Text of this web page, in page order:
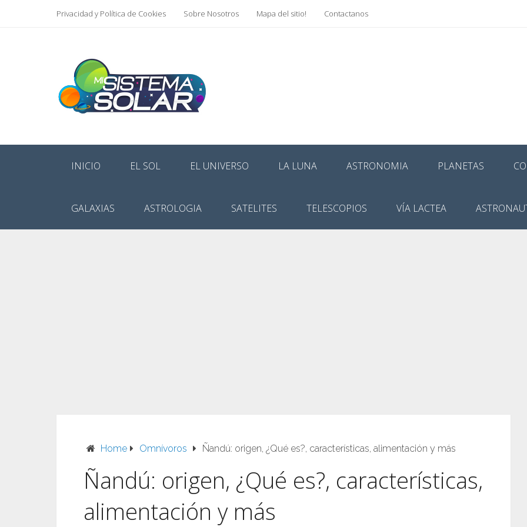
Privacidad y Política de Cookies Sobre Nosotros Mapa del sitio! Contactanos
INICIO EL SOL EL UNIVERSO LA LUNA ASTRONOMIA PLANETAS
GALAXIAS ASTROLOGIA SATELITES TELESCOPIOS VÍA LACTEA
Home Omnívoros Ñandú: origen, ¿Qué es?, características, alimentación y más
Ñandú: origen, ¿Qué es?, características,
alimentación y más